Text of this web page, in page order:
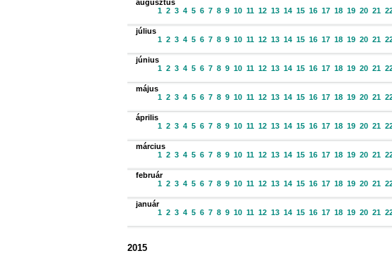
augusztus
1 2 3 4 5 6 7 8 9 10 11 12 13 14 15 16 17 18 19 20 21
július
1 2 3 4 5 6 7 8 9 10 11 12 13 14 15 16 17 18 19 20 21
június
1 2 3 4 5 6 7 8 9 10 11 12 13 14 15 16 17 18 19 20 21
május
1 2 3 4 5 6 7 8 9 10 11 12 13 14 15 16 17 18 19 20 21
április
1 2 3 4 5 6 7 8 9 10 11 12 13 14 15 16 17 18 19 20 21
március
1 2 3 4 5 6 7 8 9 10 11 12 13 14 15 16 17 18 19 20 21
február
1 2 3 4 5 6 7 8 9 10 11 12 13 14 15 16 17 18 19 20 21
január
1 2 3 4 5 6 7 8 9 10 11 12 13 14 15 16 17 18 19 20 21
2015